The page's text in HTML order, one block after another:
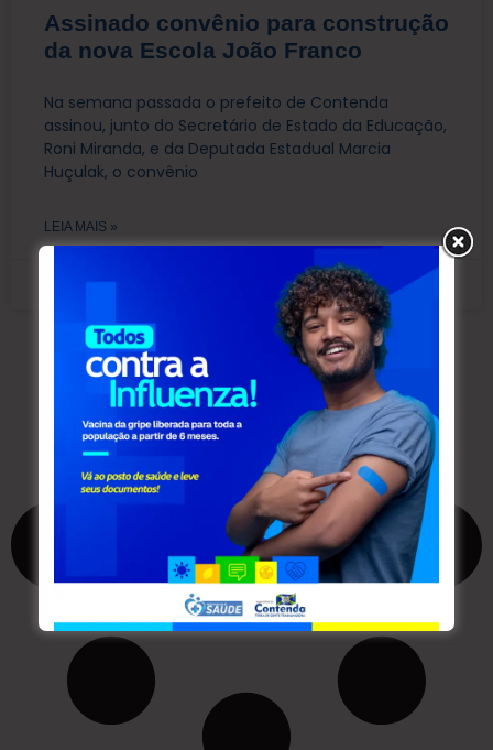
Assinado convênio para construção
da nova Escola João Franco
Na semana passada o prefeito de Contenda
assinou, junto do Secretário de Estado da Educação,
Roni Miranda, e da Deputada Estadual Marcia
Huçulak, o convênio
LEIA MAIS »
maio 18, 2026